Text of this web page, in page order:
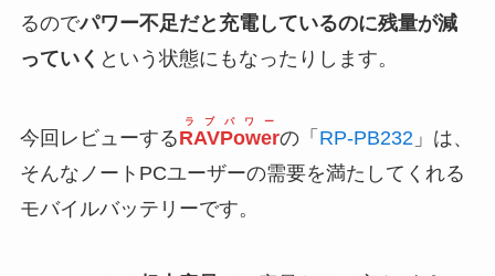
るのでパワー不足だと充電しているのに残量が減
っていく という状態にもなったりします。
今回レビューするRAVPower
ラブパワー
の「 RP-PB232 」は、
そんなノートPCユーザーの需要を満たしてくれる
モバイルバッテリーです。